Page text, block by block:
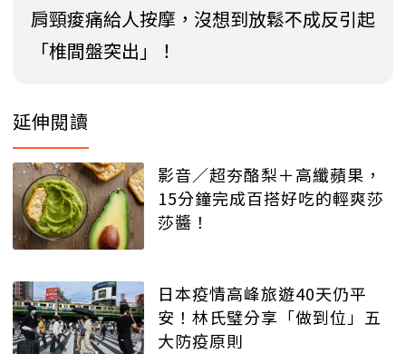
肩頸痠痛給人按摩，沒想到放鬆不成反引起
「椎間盤突出」！
延伸閱讀
影音／超夯酪梨＋高纖蘋果，
15分鐘完成百搭好吃的輕爽莎
莎醬！
日本疫情高峰旅遊40天仍平
安！林氏璧分享「做到位」五
大防疫原則